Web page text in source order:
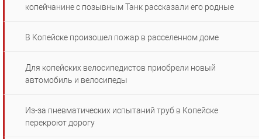
копейчанине с позывным Танк рассказали его родные
В Копейске произошел пожар в расселенном доме
Для копейских велосипедистов приобрели новый
автомобиль и велосипеды
Из-за пневматических испытаний труб в Копейске
перекроют дорогу